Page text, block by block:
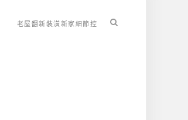
老屋翻新裝潢新家細節控